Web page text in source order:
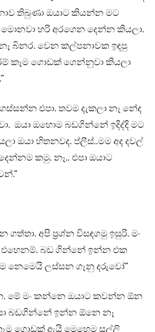
තිබුණා ඔයාට කියන්න මට
හරි අරගෙන දෙන්න කියලා.
බිනර. වෙන කල්පනාවක ඉඳපු
කෑම ගොඩක් ගෙන්නුවා කියලා
එපා. තවම දැකලා නෑ නේද
ඔයා ඔහොම බඩගින්නේ ඉදිද්දි මට
ඔයා හිතනවද. ප්ලීස්..මම අද දවල්
කමු. නෑ.. එපා ඔයාට
අපි ප්‍රශ්න විසඳගමු ඉසුරි. මං
එහෙනම්. බඩ ගින්නේ ඉන්න එක
නෙමෙයි ලස්සන ගෑනු දරුවෝ”
මේ මං කන්නෙ ඔයාට කවන්න ඕන
බඩගින්නේ ඉන්න ඕනෙ නෑ
ගොඩක් ඇයි මෙහෙම සල්ලි